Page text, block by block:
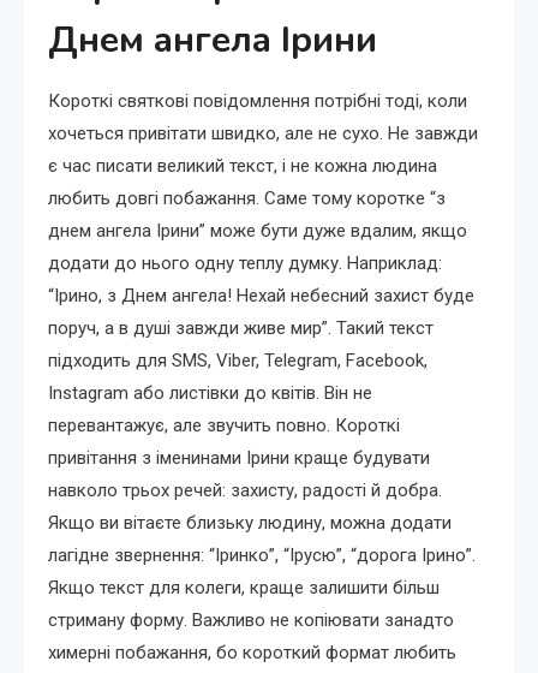
Днем ангела Ірини
Короткі святкові повідомлення потрібні тоді, коли
хочеться привітати швидко, але не сухо. Не завжди
є час писати великий текст, і не кожна людина
любить довгі побажання. Саме тому коротке “з
днем ангела Ірини” може бути дуже вдалим, якщо
додати до нього одну теплу думку. Наприклад:
“Ірино, з Днем ангела! Нехай небесний захист буде
поруч, а в душі завжди живе мир”. Такий текст
підходить для SMS, Viber, Telegram, Facebook,
Instagram або листівки до квітів. Він не
перевантажує, але звучить повно. Короткі
привітання з іменинами Ірини краще будувати
навколо трьох речей: захисту, радості й добра.
Якщо ви вітаєте близьку людину, можна додати
лагідне звернення: “Іринко”, “Ірусю”, “дорога Ірино”.
Якщо текст для колеги, краще залишити більш
стриману форму. Важливо не копіювати занадто
химерні побажання, бо короткий формат любить